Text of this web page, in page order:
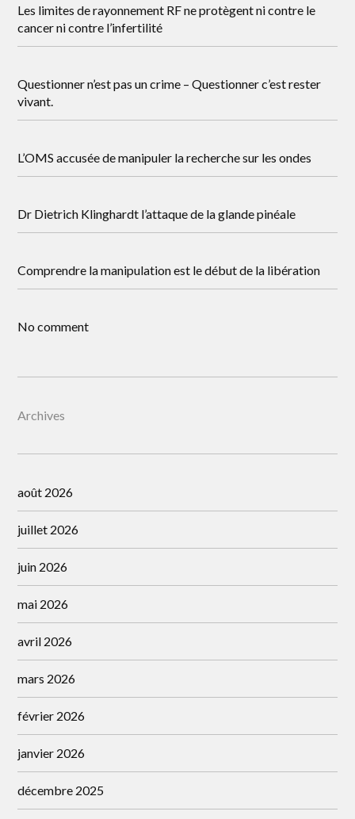
Les limites de rayonnement RF ne protègent ni contre le
cancer ni contre l’infertilité
Questionner n’est pas un crime – Questionner c’est rester
vivant.
L’OMS accusée de manipuler la recherche sur les ondes
Dr Dietrich Klinghardt l’attaque de la glande pinéale
Comprendre la manipulation est le début de la libération
No comment
Archives
août 2026
juillet 2026
juin 2026
mai 2026
avril 2026
mars 2026
février 2026
janvier 2026
décembre 2025